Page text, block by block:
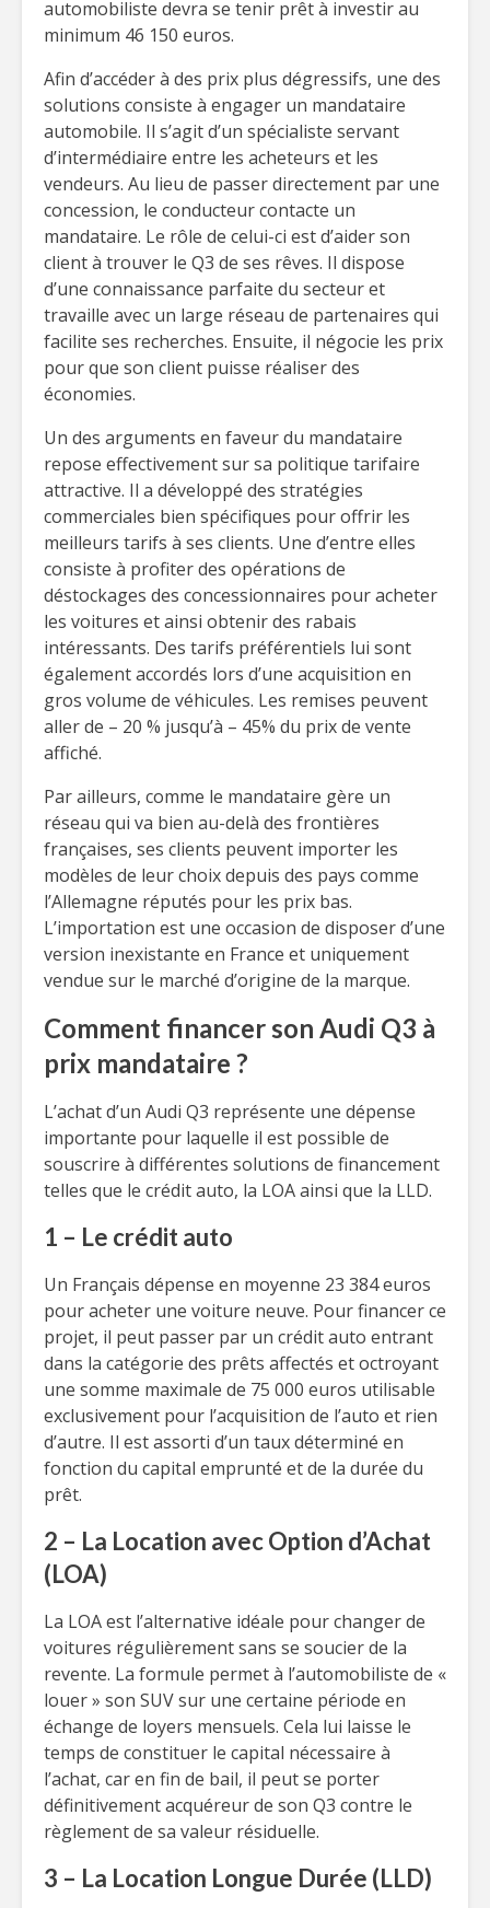
automobiliste devra se tenir prêt à investir au
minimum 46 150 euros.
Afin d’accéder à des prix plus dégressifs, une des
solutions consiste à engager un mandataire
automobile. Il s’agit d’un spécialiste servant
d’intermédiaire entre les acheteurs et les
vendeurs. Au lieu de passer directement par une
concession, le conducteur contacte un
mandataire. Le rôle de celui-ci est d’aider son
client à trouver le Q3 de ses rêves. Il dispose
d’une connaissance parfaite du secteur et
travaille avec un large réseau de partenaires qui
facilite ses recherches. Ensuite, il négocie les prix
pour que son client puisse réaliser des
économies.
Un des arguments en faveur du mandataire
repose effectivement sur sa politique tarifaire
attractive. Il a développé des stratégies
commerciales bien spécifiques pour offrir les
meilleurs tarifs à ses clients. Une d’entre elles
consiste à profiter des opérations de
déstockages des concessionnaires pour acheter
les voitures et ainsi obtenir des rabais
intéressants. Des tarifs préférentiels lui sont
également accordés lors d’une acquisition en
gros volume de véhicules. Les remises peuvent
aller de – 20 % jusqu’à – 45% du prix de vente
affiché.
Par ailleurs, comme le mandataire gère un
réseau qui va bien au-delà des frontières
françaises, ses clients peuvent importer les
modèles de leur choix depuis des pays comme
l’Allemagne réputés pour les prix bas.
L’importation est une occasion de disposer d’une
version inexistante en France et uniquement
vendue sur le marché d’origine de la marque.
Comment financer son Audi Q3 à
prix mandataire ?
L’achat d’un Audi Q3 représente une dépense
importante pour laquelle il est possible de
souscrire à différentes solutions de financement
telles que le crédit auto, la LOA ainsi que la LLD.
1 – Le crédit auto
Un Français dépense en moyenne 23 384 euros
pour acheter une voiture neuve. Pour financer ce
projet, il peut passer par un crédit auto entrant
dans la catégorie des prêts affectés et octroyant
une somme maximale de 75 000 euros utilisable
exclusivement pour l’acquisition de l’auto et rien
d’autre. Il est assorti d’un taux déterminé en
fonction du capital emprunté et de la durée du
prêt.
2 – La Location avec Option d’Achat
(LOA)
La LOA est l’alternative idéale pour changer de
voitures régulièrement sans se soucier de la
revente. La formule permet à l’automobiliste de «
louer » son SUV sur une certaine période en
échange de loyers mensuels. Cela lui laisse le
temps de constituer le capital nécessaire à
l’achat, car en fin de bail, il peut se porter
définitivement acquéreur de son Q3 contre le
règlement de sa valeur résiduelle.
3 – La Location Longue Durée (LLD)